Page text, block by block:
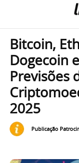
Bitcoin,
Dogecoin
Previsões
2025
Publicação